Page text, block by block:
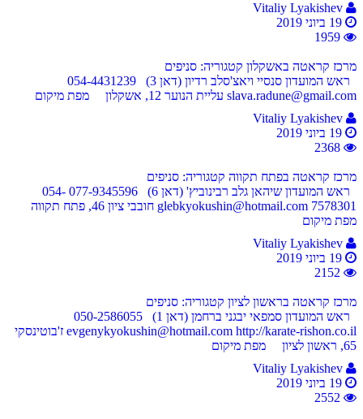
Vitaliy Lyakishev
19 ביוני 2019
1959
מרכז קראטה באשקלון קטגוריה: סניפים
ראש המועדון סנסיי ויאצ'סלב רדיון (דאן 3) 054-4431239
slava.radune@gmail.com עליית הנוער 12, אשקלון מפת מיקום
Vitaliy Lyakishev
19 ביוני 2019
2368
מרכז קראטה בפתח תקווה קטגוריה: סניפים
ראש המועדון שיהאן גלב רבינוביץ' (דאן 6) 077-9345596 054-
7578301 glebkyokushin@hotmail.com חובבי ציון 46, פתח תקווה
מפת מיקום
Vitaliy Lyakishev
19 ביוני 2019
2152
מרכז קראטה בראשון לציון קטגוריה: סניפים
ראש המועדון סמפאי יבגני ברחמן (דאן 1) 050-2586055
evgenykyokushin@hotmail.com http://karate-rishon.co.il ז'בוטינסקי
65, ראשון לציון מפת מיקום
Vitaliy Lyakishev
19 ביוני 2019
2552